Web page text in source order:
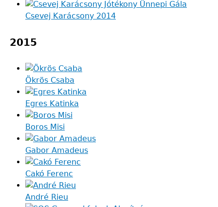
Csevej Karácsony 2014
2015
Ökrös Csaba
Egres Katinka
Boros Misi
Gabor Amadeus
Cakó Ferenc
André Rieu